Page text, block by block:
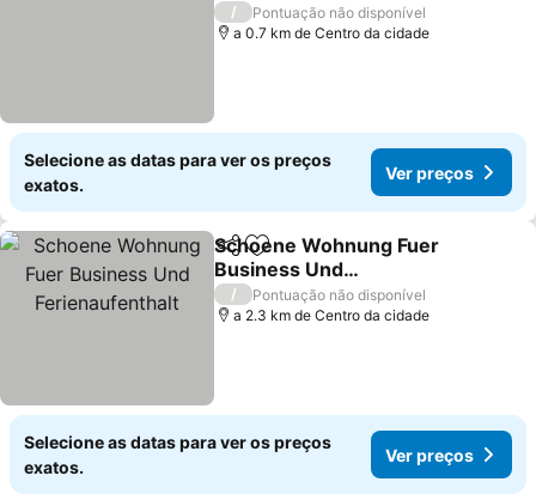
/
Pontuação não disponível
a 0.7 km de Centro da cidade
Selecione as datas para ver os preços
exatos.
Ver preços
PartilharAdicionar aos favoritos
Schoene Wohnung Fuer
Business Und
Ferienaufenthalt
/
Pontuação não disponível
a 2.3 km de Centro da cidade
Selecione as datas para ver os preços
exatos.
Ver preços